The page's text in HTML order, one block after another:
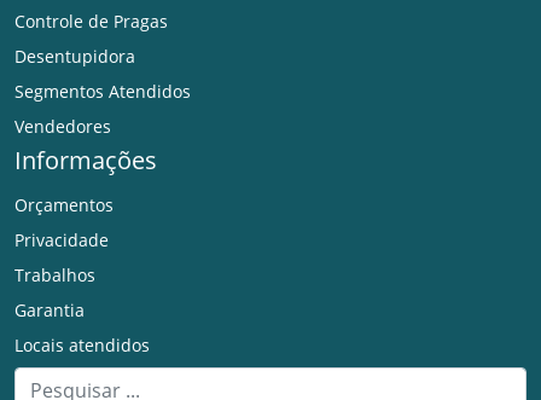
Controle de Pragas
Desentupidora
Segmentos Atendidos
Vendedores
Informações
Orçamentos
Privacidade
Trabalhos
Garantia
Locais atendidos